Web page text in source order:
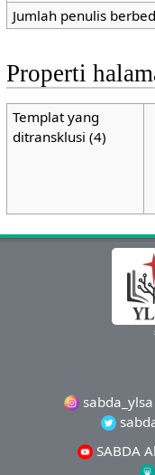
Jumlah penulis
Properti
Templat yang
ditransklusi (4)
sabda_ylsa
SABDA